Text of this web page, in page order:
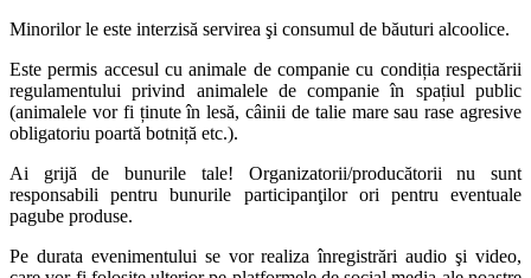
Minorilor le este interzisă servirea şi consumul de băuturi alcoolice.
Este permis accesul cu animale de companie cu condiția respectării
regulamentului privind animalele de companie în spațiul public
(animalele vor fi ținute în lesă, câinii de talie mare sau rase agresive
obligatoriu poartă botniță etc.).
Ai grijă de bunurile tale! Organizatorii/producătorii nu sunt
responsabili pentru bunurile participanţilor ori pentru eventuale
pagube produse.
Pe durata evenimentului se vor realiza înregistrări audio şi video,